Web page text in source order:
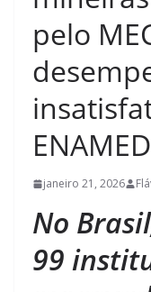
pelo
ENAMED
janeiro 21, 2026
No
99